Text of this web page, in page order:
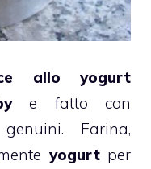
allo yogurt
e fatto con
Farina,
yogurt per